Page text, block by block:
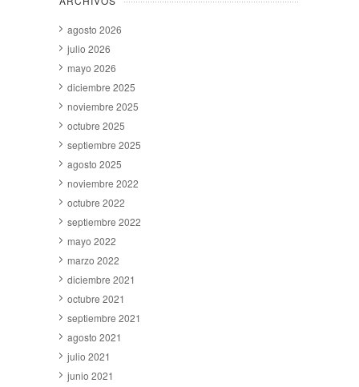
agosto 2026
julio 2026
mayo 2026
diciembre 2025
noviembre 2025
octubre 2025
septiembre 2025
agosto 2025
noviembre 2022
octubre 2022
septiembre 2022
mayo 2022
marzo 2022
diciembre 2021
octubre 2021
septiembre 2021
agosto 2021
julio 2021
junio 2021